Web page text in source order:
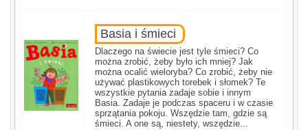
Basia i śmieci
Dlaczego na świecie jest tyle śmieci? Co
można zrobić, żeby było ich mniej? Jak
można ocalić wieloryba? Co zrobić, żeby nie
używać plastikowych torebek i słomek? Te
wszystkie pytania zadaje sobie i innym
Basia. Zadaje je podczas spaceru i w czasie
sprzątania pokoju. Wszędzie tam, gdzie są
śmieci. A one są, niestety, wszędzie...